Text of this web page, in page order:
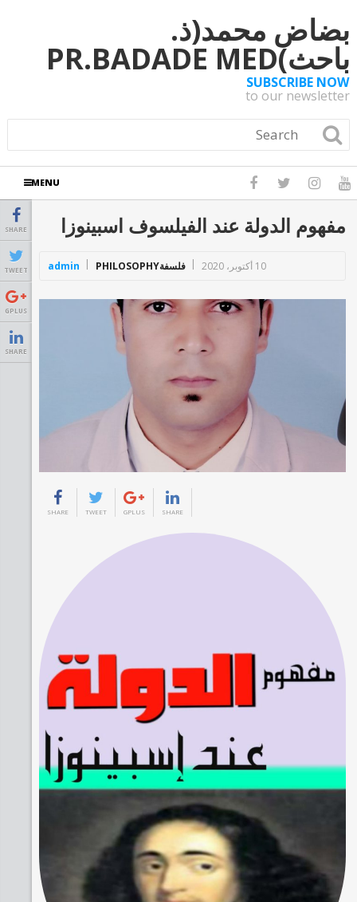
بضاض محمد(ذ.
باحث)PR.BADADE MED
SUBSCRIBE NOW
to our newsletter
MENU
SHARE
TWEET
GPLUS
SHARE
مفهوم الدولة عند الفيلسوف اسبينوزا
admin فلسفةPHILOSOPHY 10 أكتوبر، 2020
SHARE TWEET GPLUS SHARE